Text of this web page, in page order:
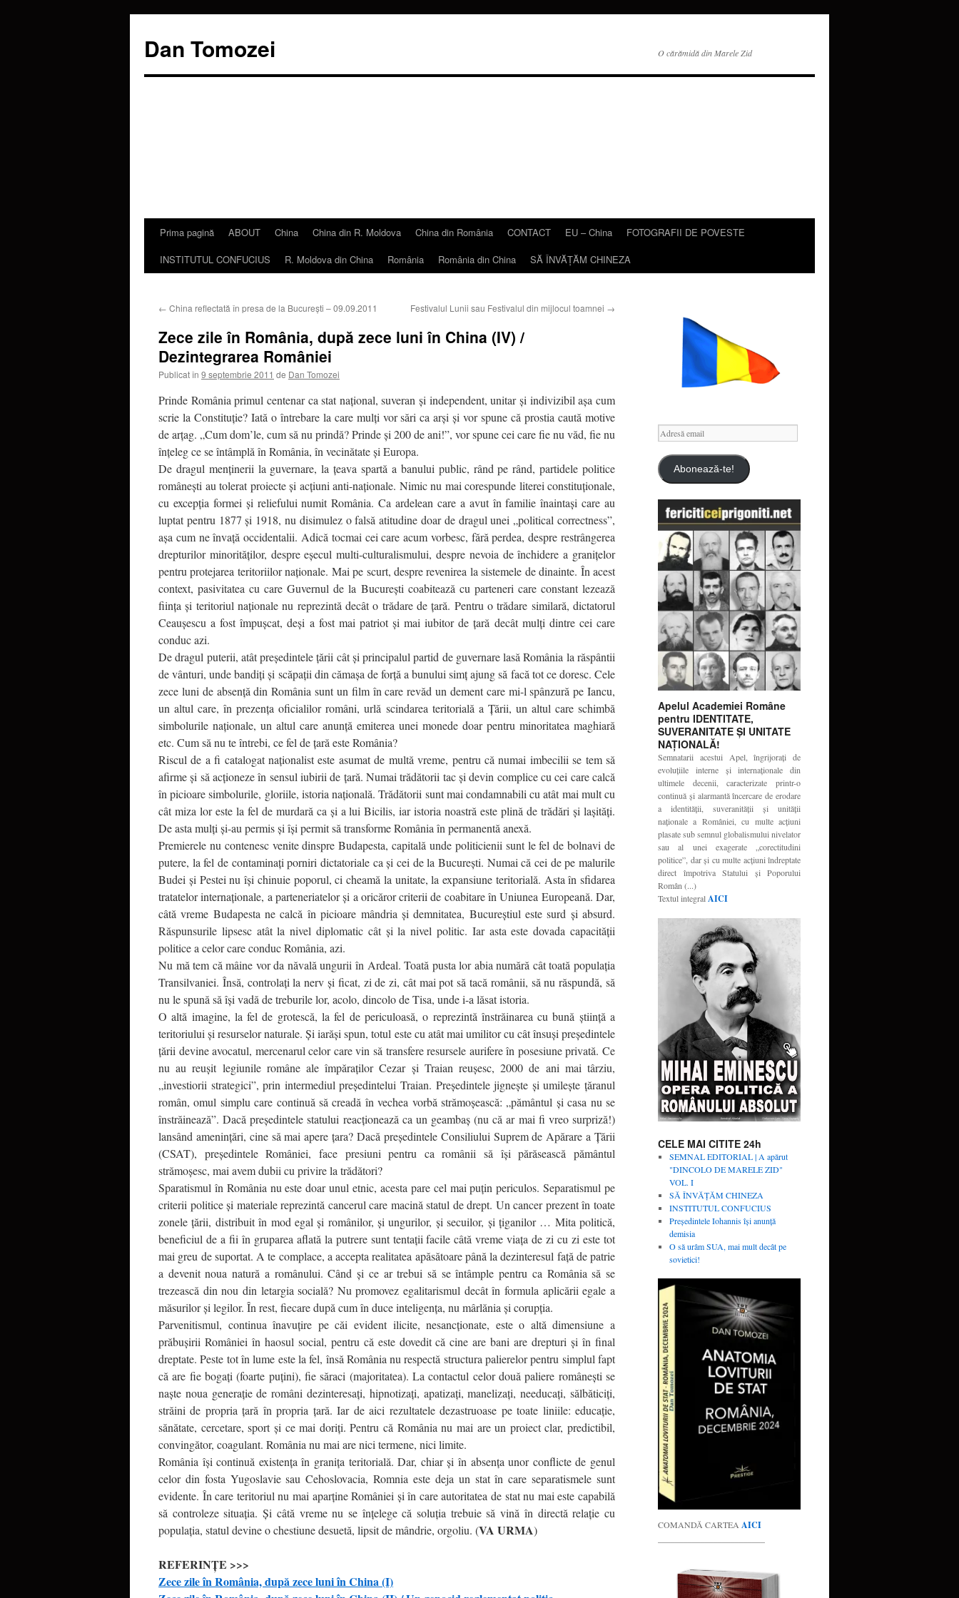
Dan Tomozei O cărămidă din Marele Zid
SariPrima pagină ABOUT China China din R. Moldova China din România CONTACT EU – China
FOTOGRAFII DE POVESTE
INSTITUTUL CONFUCIUS
R. Moldova din China România România din China SĂ ÎNVĂŢĂM CHINEZA
← China reflectată în presa de la Bucureşti – 09.09.2011 Festivalul Lunii sau Festivalul din mijlocul toamnei →
Zece zile în România, după zece luni în China (IV) /
Dezintegrarea României
Publicat în 9 septembrie 2011 de Dan Tomozei
Prinde România primul centenar ca stat naţional, suveran şi independent, unitar şi indivizibil aşa cum
scrie la Constituţie? Iată o întrebare la care mulţi vor sări ca arşi şi vor spune că prostia caută motive
de arţag. „Cum dom’le, cum să nu prindă? Prinde şi 200 de ani!”, vor spune cei care fie nu văd, fie nu
înţeleg ce se întâmplă în România, în vecinătate şi Europa.
De dragul menţinerii la guvernare, la ţeava spartă a banului public, rând pe rând, partidele politice
româneşti au tolerat proiecte şi acţiuni anti-naţionale. Nimic nu mai corespunde literei constituţionale,
cu excepţia formei şi reliefului numit România. Ca ardelean care a avut în familie înaintaşi care au
luptat pentru 1877 şi 1918, nu disimulez o falsă atitudine doar de dragul unei „political correctness”,
aşa cum ne învaţă occidentalii. Adică tocmai cei care acum vorbesc, fără perdea, despre restrângerea
drepturilor minorităţilor, despre eşecul multi-culturalismului, despre nevoia de închidere a graniţelor
pentru protejarea teritoriilor naţionale. Mai pe scurt, despre revenirea la sistemele de dinainte. În acest
context, pasivitatea cu care Guvernul de la Bucureşti coabitează cu parteneri care constant lezează
fiinţa şi teritoriul naţionale nu reprezintă decât o trădare de ţară. Pentru o trădare similară, dictatorul
Ceauşescu a fost împuşcat, deşi a fost mai patriot şi mai iubitor de ţară decât mulţi dintre cei care
conduc azi.
De dragul puterii, atât preşedintele ţării cât şi principalul partid de guvernare lasă România la răspântii
de vânturi, unde bandiţi şi scăpaţii din cămaşa de forţă a bunului simţ ajung să facă tot ce doresc. Cele
zece luni de absenţă din România sunt un film în care revăd un dement care mi-l spânzură pe Iancu,
un altul care, în prezenţa oficialilor români, urlă scindarea teritorială a Ţării, un altul care schimbă
simbolurile naţionale, un altul care anunţă emiterea unei monede doar pentru minoritatea maghiară
etc. Cum să nu te întrebi, ce fel de ţară este România?
Riscul de a fi catalogat naţionalist este asumat de multă vreme, pentru că numai imbecilii se tem să
afirme şi să acţioneze în sensul iubirii de ţară. Numai trădătorii tac şi devin complice cu cei care calcă
în picioare simbolurile, gloriile, istoria naţională. Trădătorii sunt mai condamnabili cu atât mai mult cu
cât miza lor este la fel de murdară ca şi a lui Bicilis, iar istoria noastră este plină de trădări şi laşităţi.
De asta mulţi şi-au permis şi îşi permit să transforme România în permanentă anexă.
Premierele nu contenesc venite dinspre Budapesta, capitală unde politicienii sunt le fel de bolnavi de
putere, la fel de contaminaţi porniri dictatoriale ca şi cei de la Bucureşti. Numai că cei de pe malurile
Budei şi Pestei nu îşi chinuie poporul, ci cheamă la unitate, la expansiune teritorială. Asta în sfidarea
tratatelor internaţionale, a parteneriatelor şi a oricăror criterii de coabitare în Uniunea Europeană. Dar,
câtă vreme Budapesta ne calcă în picioare mândria şi demnitatea, Bucureştiul este surd şi absurd.
Răspunsurile lipsesc atât la nivel diplomatic cât şi la nivel politic. Iar asta este dovada capacităţii
politice a celor care conduc România, azi.
Nu mă tem că mâine vor da năvală ungurii în Ardeal. Toată pusta lor abia numără cât toată populaţia
Transilvaniei. Însă, controlaţi la nerv şi ficat, zi de zi, cât mai pot să tacă românii, să nu răspundă, să
nu le spună să îşi vadă de treburile lor, acolo, dincolo de Tisa, unde i-a lăsat istoria.
O altă imagine, la fel de grotescă, la fel de periculoasă, o reprezintă înstrăinarea cu bună ştiinţă a
teritoriului şi resurselor naturale. Şi iarăşi spun, totul este cu atât mai umilitor cu cât însuşi preşedintele
ţării devine avocatul, mercenarul celor care vin să transfere resursele aurifere în posesiune privată. Ce
nu au reuşit legiunile române ale împăraţilor Cezar şi Traian reuşesc, 2000 de ani mai târziu,
„investiorii strategici”, prin intermediul preşedintelui Traian. Preşedintele jigneşte şi umileşte ţăranul
român, omul simplu care continuă să creadă în vechea vorbă strămoşească: „pământul şi casa nu se
înstrăinează”. Dacă preşedintele statului reacţionează ca un geambaş (nu că ar mai fi vreo surpriză!)
lansând ameninţări, cine să mai apere ţara? Dacă preşedintele Consiliului Suprem de Apărare a Ţării
(CSAT), preşedintele României, face presiuni pentru ca românii să îşi părăsească pământul
strămoşesc, mai avem dubii cu privire la trădători?
Sparatismul în România nu este doar unul etnic, acesta pare cel mai puţin periculos. Separatismul pe
criterii politice şi materiale reprezintă cancerul care macină statul de drept. Un cancer prezent în toate
zonele ţării, distribuit în mod egal şi românilor, şi ungurilor, şi secuilor, şi ţiganilor … Mita politică,
beneficiul de a fii în gruparea aflată la putrere sunt tentaţii facile câtă vreme viaţa de zi cu zi este tot
mai greu de suportat. A te complace, a accepta realitatea apăsătoare până la dezinteresul faţă de patrie
a devenit noua natură a românului. Când şi ce ar trebui să se întâmple pentru ca România să se
trezească din nou din letargia socială? Nu promovez egalitarismul decât în formula aplicării egale a
măsurilor şi legilor. În rest, fiecare după cum în duce inteligenţa, nu mârlănia şi corupţia.
Parvenitismul, continua înavuţire pe căi evident ilicite, nesancţionate, este o altă dimensiune a
prăbuşirii României în haosul social, pentru că este dovedit că cine are bani are drepturi şi în final
dreptate. Peste tot în lume este la fel, însă România nu respectă structura palierelor pentru simplul fapt
că are fie bogaţi (foarte puţini), fie săraci (majoritatea). La contactul celor două paliere româneşti se
naşte noua generaţie de români dezinteresaţi, hipnotizaţi, apatizaţi, manelizaţi, needucaţi, sălbăticiţi,
străini de propria ţară în propria ţară. Iar de aici rezultatele dezastruoase pe toate liniile: educaţie,
sănătate, cercetare, sport şi ce mai doriţi. Pentru că România nu mai are un proiect clar, predictibil,
convingător, coagulant. România nu mai are nici termene, nici limite.
România îşi continuă existenţa în graniţa teritorială. Dar, chiar şi în absenţa unor conflicte de genul
celor din fosta Yugoslavie sau Cehoslovacia, Romnia este deja un stat în care separatismele sunt
evidente. În care teritoriul nu mai aparţine României şi în care autoritatea de stat nu mai este capabilă
să controleze situaţia. Şi câtă vreme nu se înţelege că soluţia trebuie să vină în directă relaţie cu
populaţia, statul devine o chestiune desuetă, lipsit de mândrie, orgoliu. (VA URMA)
REFERINŢE >>>
Zece zile în România, după zece luni în China (I)
Adresă
email
Abonează-te!
Apelul Academiei Române
pentru IDENTITATE,
SUVERANITATE ŞI UNITATE
NAŢIONALĂ!
Semnatarii acestui Apel, îngrijoraţi de
evoluţiile interne şi internaţionale din
ultimele decenii, caracterizate printr-o
continuă şi alarmantă încercare de erodare
a identităţii, suveranităţii şi unităţii
naţionale a României, cu multe acţiuni
plasate sub semnul globalismului nivelator
sau al unei exagerate „corectitudini
politice”, dar şi cu multe acţiuni îndreptate
direct împotriva Statului şi Poporului
Român (...)
Textul integralAICI
CELE MAI CITITE 24h
SEMNAL EDITORIAL | A apărut
"DINCOLO DE MARELE ZID"
VOL. I
SĂ ÎNVĂŢĂM CHINEZA
INSTITUTUL CONFUCIUS
Președintele Iohannis își anunță
demisia
O să urâm SUA, mai mult decât pe
sovietici!
COMANDĂ CARTEA AICI